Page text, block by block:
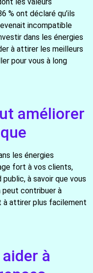
% ont déclaré qu’ils
incompatible
dans les énergies
à attirer les meilleurs
pour vous à long
améliorer
les énergies
fort à vos clients,
à savoir que vous
peut contribuer à
à attirer plus facilement
à